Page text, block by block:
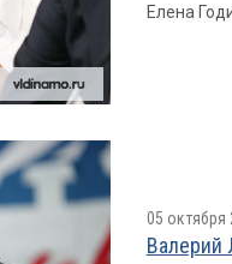
Елена
05 октября
Валерий